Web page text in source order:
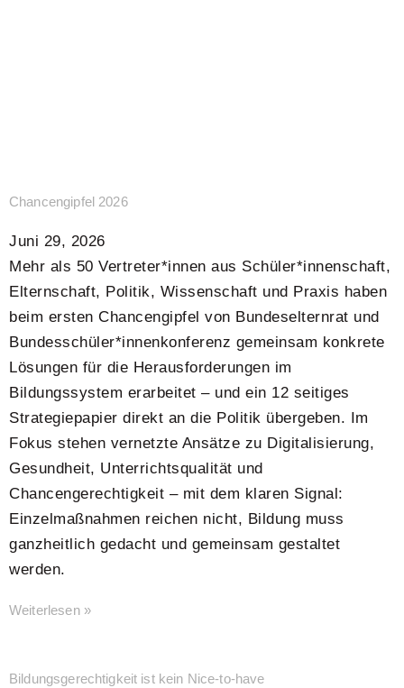
Chancengipfel 2026
Juni 29, 2026
Mehr als 50 Vertreter*innen aus Schüler*innenschaft,
Elternschaft, Politik, Wissenschaft und Praxis haben
beim ersten Chancengipfel von Bundeselternrat und
Bundesschüler*innenkonferenz gemeinsam konkrete
Lösungen für die Herausforderungen im
Bildungssystem erarbeitet – und ein 12 seitiges
Strategiepapier direkt an die Politik übergeben. Im
Fokus stehen vernetzte Ansätze zu Digitalisierung,
Gesundheit, Unterrichtsqualität und
Chancengerechtigkeit – mit dem klaren Signal:
Einzelmaßnahmen reichen nicht, Bildung muss
ganzheitlich gedacht und gemeinsam gestaltet
werden.
Weiterlesen »
Bildungsgerechtigkeit ist kein Nice-to-have